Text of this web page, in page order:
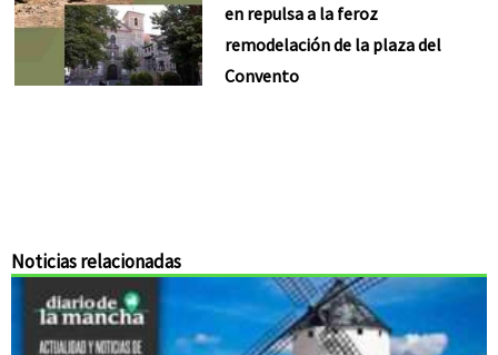
en repulsa a la feroz
remodelación de la plaza del
Convento
Noticias relacionadas